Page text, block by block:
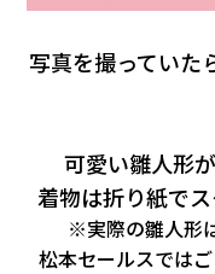
写真を撮っていた
可愛い雛人形
着物は折り紙で
※実際の雛人形
松本セールスでは